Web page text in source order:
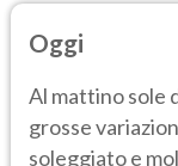
Oggi
Al mattino sole
grosse
soleggiato e